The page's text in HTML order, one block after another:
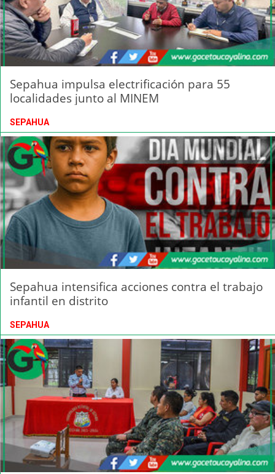
Sepahua impulsa electrificación para 55
localidades junto al MINEM
SEPAHUA
Sepahua intensifica acciones contra el trabajo
infantil en distrito
SEPAHUA